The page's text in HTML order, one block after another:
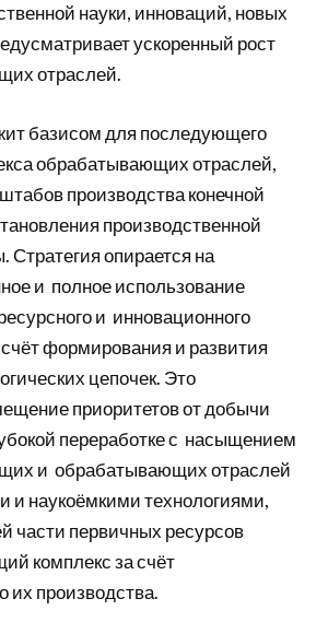
науки, инноваций, новых
ускоренный рост
отраслей.
базисом для последующего
обрабатывающих отраслей,
производства конечной
производственной
Стратегия опирается на
и полное использование
и инновационного
формирования и развития
цепочек. Это
приоритетов от добычи
переработке с насыщением
и обрабатывающих отраслей
и наукоёмкими технологиями,
части первичных ресурсов
комплекс за счёт
их производства.